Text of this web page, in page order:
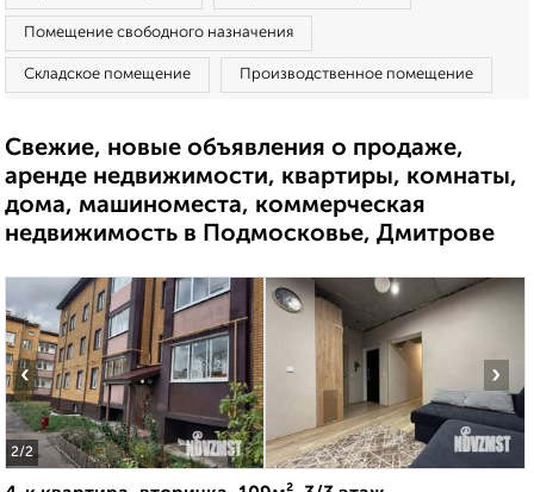
Помещение свободного назначения
Складское помещение Производственное помещение
Свежие, новые объявления о продаже,
аренде недвижимости, квартиры, комнаты,
дома, машиноместа, коммерческая
недвижимость в Подмосковье, Дмитрове
2/2
‹ ›